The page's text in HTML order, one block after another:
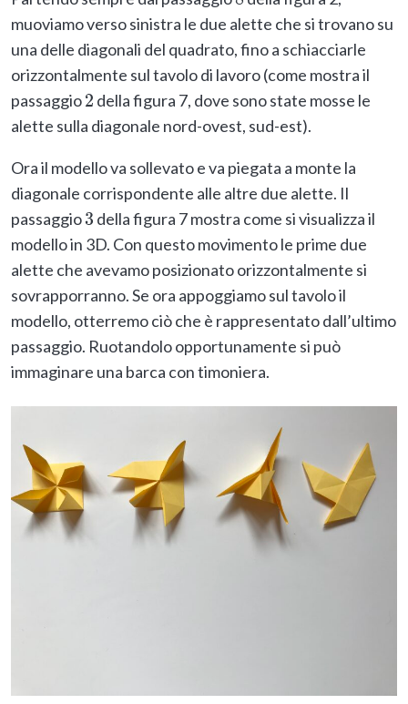
muoviamo verso sinistra le due alette che si trovano su
una delle diagonali del quadrato, fino a schiacciarle
orizzontalmente sul tavolo di lavoro (come mostra il
passaggio2 della figura 7, dove sono state mosse le
alette sulla diagonale nord-ovest, sud-est).
Ora il modello va sollevato e va piegata a monte la
diagonale corrispondente alle altre due alette. Il
passaggio3 della figura 7 mostra come si visualizza il
modello in 3D. Con questo movimento le prime due
alette che avevamo posizionato orizzontalmente si
sovrapporranno. Se ora appoggiamo sul tavolo il
modello, otterremo ciò che è rappresentato dall’ultimo
passaggio. Ruotandolo opportunamente si può
immaginare una barca con timoniera.